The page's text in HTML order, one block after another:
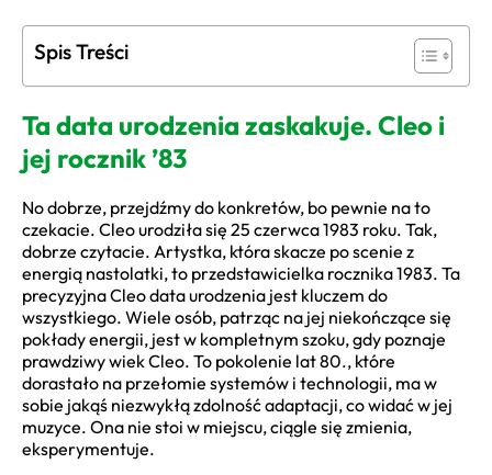
Spis Treści
Ta data urodzenia zaskakuje. Cleo i
jej rocznik ’83
No dobrze, przejdźmy do konkretów, bo pewnie na to
czekacie. Cleo urodziła się 25 czerwca 1983 roku. Tak,
dobrze czytacie. Artystka, która skacze po scenie z
energią nastolatki, to przedstawicielka rocznika 1983. Ta
precyzyjna Cleo data urodzenia jest kluczem do
wszystkiego. Wiele osób, patrząc na jej niekończące się
pokłady energii, jest w kompletnym szoku, gdy poznaje
prawdziwy wiek Cleo. To pokolenie lat 80., które
dorastało na przełomie systemów i technologii, ma w
sobie jakąś niezwykłą zdolność adaptacji, co widać w jej
muzyce. Ona nie stoi w miejscu, ciągle się zmienia,
eksperymentuje.